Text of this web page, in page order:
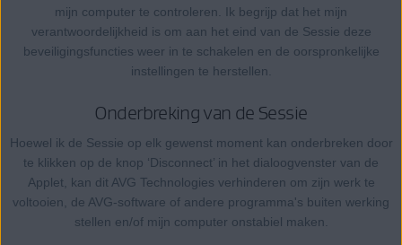
mijn computer te controleren. Ik begrijp dat het mijn
verantwoordelijkheid is om aan het eind van de Sessie deze
beveiligingsfuncties weer in te schakelen en de oorspronkelijke
instellingen te herstellen.
Onderbreking van de Sessie
Hoewel ik de Sessie op elk gewenst moment kan onderbreken door
te klikken op de knop ‘Disconnect’ in het dialoogvenster van de
Applet, kan dit AVG Technologies verhinderen om zijn werk te
voltooien, de AVG-software of andere programma's buiten werking
stellen en/of mijn computer onstabiel maken.